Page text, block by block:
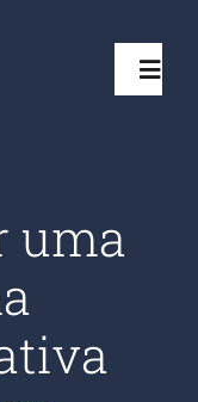
Projetos
uma